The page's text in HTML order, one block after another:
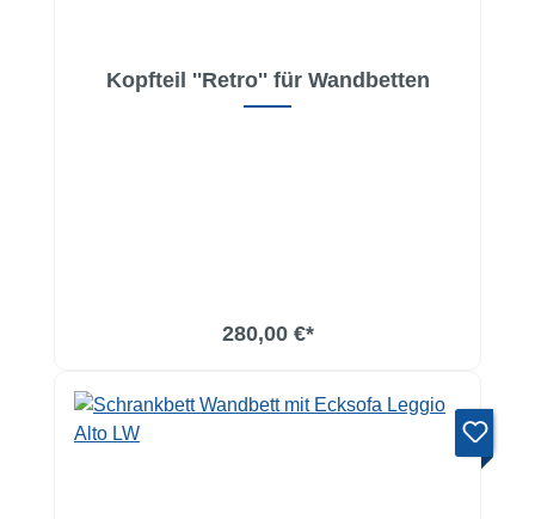
Kopfteil ''Retro'' für Wandbetten
280,00 €*